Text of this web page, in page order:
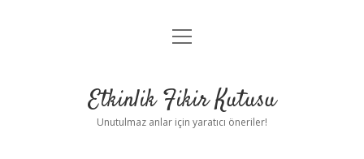
Anasayfa
Yasal Uyarı
menüyü
Etkinlik Fikir Kutusu
Unutulmaz anlar için yaratıcı öneriler!